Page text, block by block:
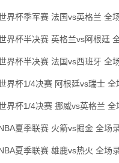
夏季联赛 火箭vs掘金 全场
夏季联赛 雄鹿vs热火 全场